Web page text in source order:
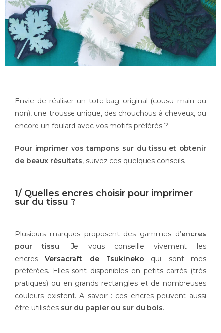
Envie de réaliser un tote-bag original (cousu main ou
non), une trousse unique, des chouchous à cheveux, ou
encore un foulard avec vos motifs préférés ?
Pour imprimer vos tampons sur du tissu et obtenir
de beaux résultats, suivez ces quelques conseils.
1/ Quelles encres choisir pour imprimer
sur du tissu ?
Plusieurs marques proposent des gammes d’encres
pour tissu. Je vous conseille vivement les
encresVersacraft de Tsukineko qui sont mes
préférées. Elles sont disponibles en petits carrés (très
pratiques) ou en grands rectangles et de nombreuses
couleurs existent. A savoir : ces encres peuvent aussi
être utilisées sur du papier ou sur du bois.